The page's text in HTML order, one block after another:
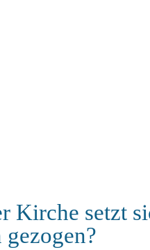
Kirche setzt